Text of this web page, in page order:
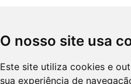
O nosso site usa
Este site utiliza cookies e
sua experiência de